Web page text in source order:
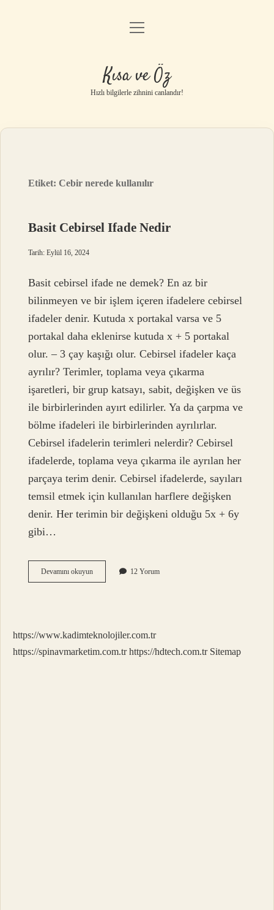
Anasayfa
Gizlilik Politikası
Yasal Uyarı
menüyü
Kısa ve Öz
Hızlı bilgilerle zihnini canlandır!
Etiket:Cebir nerede kullanılır
Basit Cebirsel Ifade Nedir
Tarih: Eylül 16, 2024
Basit cebirsel ifade ne demek? En az bir
bilinmeyen ve bir işlem içeren ifadelere cebirsel
ifadeler denir. Kutuda x portakal varsa ve 5
portakal daha eklenirse kutuda x + 5 portakal
olur. – 3 çay kaşığı olur. Cebirsel ifadeler kaça
ayrılır? Terimler, toplama veya çıkarma
işaretleri, bir grup katsayı, sabit, değişken ve üs
ile birbirlerinden ayırt edilirler. Ya da çarpma ve
bölme ifadeleri ile birbirlerinden ayrılırlar.
Cebirsel ifadelerin terimleri nelerdir? Cebirsel
ifadelerde, toplama veya çıkarma ile ayrılan her
parçaya terim denir. Cebirsel ifadelerde, sayıları
temsil etmek için kullanılan harflere değişken
denir. Her terimin bir değişkeni olduğu 5x + 6y
gibi…
Devamını okuyunBasit
Cebirsel
12 Yorum
https://www.kadimteknolojiler.com.tr
https://spinavmarketim.com.tr https://hdtech.com.tr Sitemap